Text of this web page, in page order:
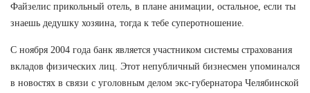
Файзелис прикольный отель, в плане анимации, остальное, если ты
знаешь дедушку хозяина, тогда к тебе суперотношение.
С ноября 2004 года банк является участником системы страхования
вкладов физических лиц. Этот непубличный бизнесмен упоминался
в новостях в связи с уголовным делом экс-губернатора Челябинской